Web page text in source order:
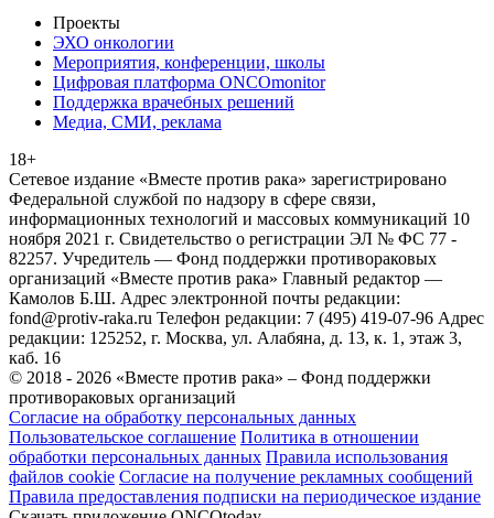
Проекты
ЭХО онкологии
Мероприятия, конференции, школы
Цифровая платформа ONCOmonitor
Поддержка врачебных решений
Медиа, СМИ, реклама
18+
Сетевое издание «Вместе против рака» зарегистрировано
Федеральной службой по надзору в сфере связи,
информационных технологий и массовых коммуникаций 10
ноября 2021 г. Свидетельство о регистрации ЭЛ № ФС 77 -
82257. Учредитель — Фонд поддержки противораковых
организаций «Вместе против рака» Главный редактор —
Камолов Б.Ш. Адрес электронной почты редакции:
fond@protiv-raka.ru Телефон редакции: 7 (495) 419-07-96 Адрес
редакции: 125252, г. Москва, ул. Алабяна, д. 13, к. 1, этаж 3,
каб. 16
© 2018 - 2026 «Вместе против рака» – Фонд поддержки
противораковых организаций
Согласие на обработку персональных данных
Пользовательское соглашение Политика в отношении
обработки персональных данных Правила использования
файлов cookie Согласие на получение рекламных сообщений
Правила предоставления подписки на периодическое издание